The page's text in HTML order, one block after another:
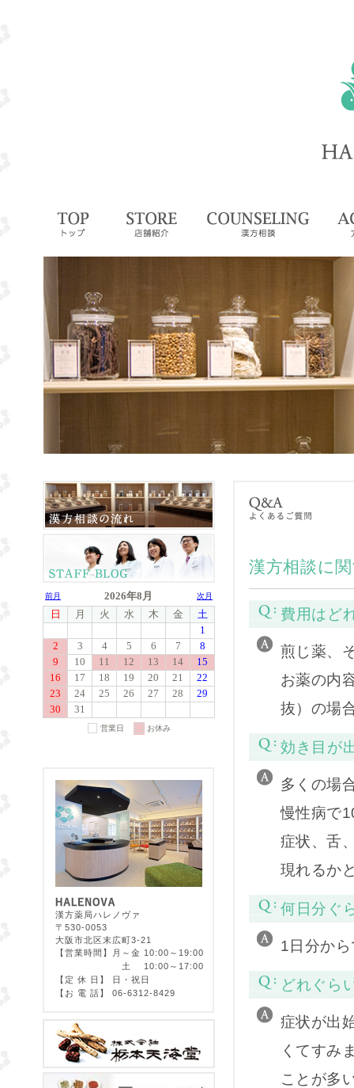
漢方薬局ハレノヴァ
〒530-0053
大阪市北区末広町3-21
【営業時間】
月～金 10:00～19:00
土 10:00～17:00
【定 休 日】
日・祝日
【お 電 話】
06-6312-8429
漢方相談に
費用はど
煎じ薬、
お薬の内
抜）の場
効き目が
多くの場
慢性病で
症状、舌
現れるか
何日分ぐ
1日分か
どれぐら
症状が出
くてすみ
ことが多